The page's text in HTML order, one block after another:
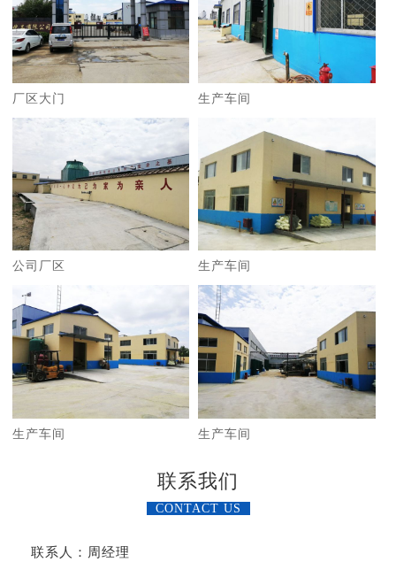
厂区大门 生产车间
公司厂区 生产车间
生产车间 生产车间
联系我们
CONTACT US
联系人：周经理